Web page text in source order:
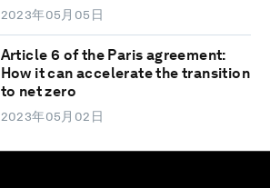
2023年05月05日
Article 6 of the Paris agreement:
How it can accelerate the transition
to net zero
2023年05月02日